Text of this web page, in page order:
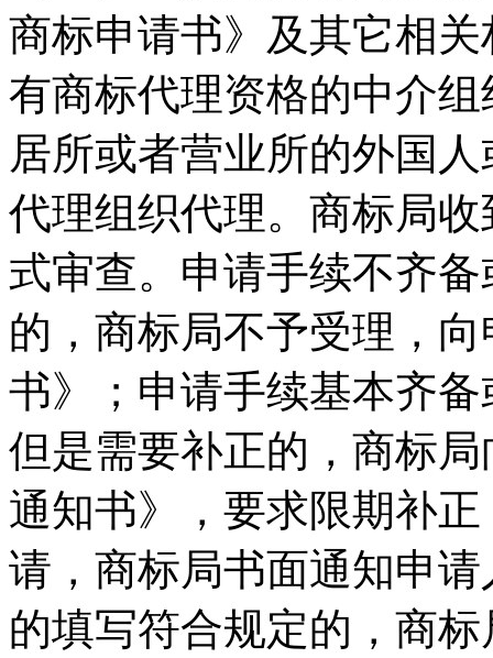
商标申请书》及其它相
有商标代理资格的中介
居所或者营业所的外国
代理组织代理。商标局
式审查。申请手续不齐
的，商标局不予受理，
书》；申请手续基本齐
但是需要补正的，商标
通知书》，要求限期补
请，商标局书面通知申
的填写符合规定的，商